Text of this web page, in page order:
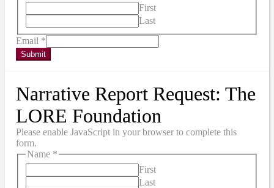
First
Last
Email *
Submit
Narrative Report Request: The
LORE Foundation
Please enable JavaScript in your browser to complete this
form.
Name *
First
Last